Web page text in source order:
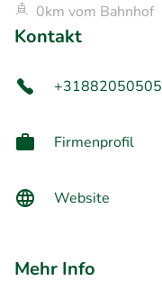
0km vom Bahnhof
Kontakt
+31882050505
Firmenprofil
Website
Mehr Info